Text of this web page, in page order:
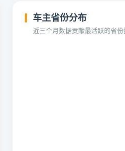
车主省份分布
近三个月数据贡献最活跃的省份